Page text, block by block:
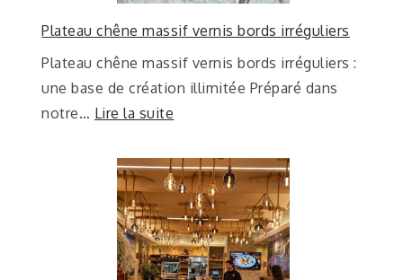
Plateau chêne massif vernis bords irréguliers
Plateau chêne massif vernis bords irréguliers :
une base de création illimitée Préparé dans
notre… Lire la suite